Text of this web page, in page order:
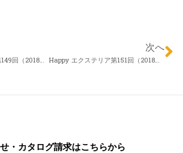
Happy エクステリア第149回（2018年08月16日）株式会社佐藤園芸 髙橋一馬さん「相談のタイミングと相手は」
次へ
Happy エクステリア第151回（2018年08月30日）株式会社アロウズガーデンデザイン 待井正敏さん「お家の顔 ファサードについて」 (1)
・カタログ請求はこちらから